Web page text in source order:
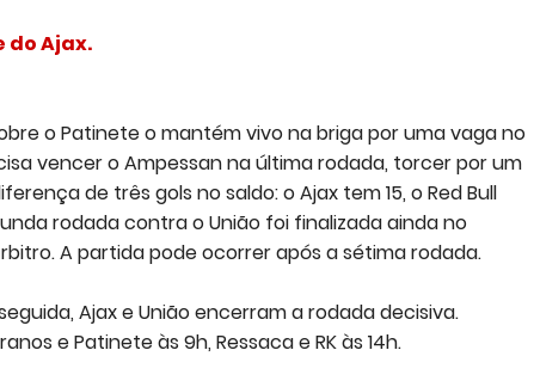
do Ajax.
o Patinete o mantém vivo na briga por uma vaga no
vencer o Ampessan na última rodada, torcer por um
de três gols no saldo: o Ajax tem 15, o Red Bull
rodada contra o União foi finalizada ainda no
A partida pode ocorrer após a sétima rodada.
Ajax e União encerram a rodada decisiva.
e Patinete às 9h, Ressaca e RK às 14h.